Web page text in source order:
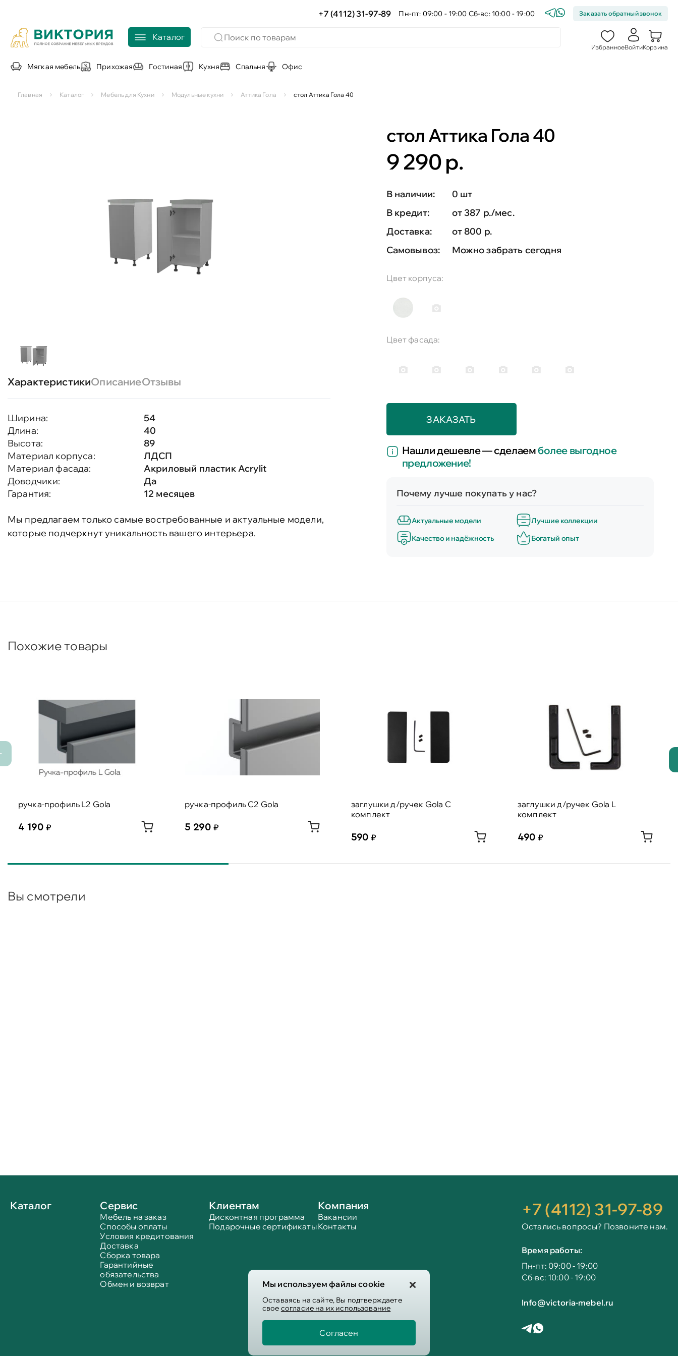
+7 (4112) 31-97-89 Пн-пт: 09:00 - 19:00 Сб-вс: 10:00 - 19:00 Заказать обратный звонок
Каталог
ИзбранноеВойтиКорзина
Мягкая мебель Прихожая Гостиная Кухня Спальня Офис
Мы используем файлы cookie
Оставаясь на сайте, Вы подтверждаете
свое согласие на их использование
Согласен
Главная Каталог Мебель для Кухни Модульные кухни Аттика Гола стол Аттика Гола 40
ХарактеристикиОписаниеОтзывы
Ширина:
54
Длина:
40
Высота:
89
Материал корпуса:
ЛДСП
Материал фасада:
Акриловый пластик Acrylit
Доводчики:
Да
Гарантия:
12 месяцев
Мы предлагаем только самые востребованные и актуальные модели,
которые подчеркнут уникальность вашего интерьера.
стол Аттика Гола 40
9 290 р.
В наличии:
0 шт
В кредит:
от 387 р./мес.
Доставка:
от 800 р.
Самовывоз:
Можно забрать сегодня
Цвет корпуса:
Цвет фасада:
ЗАКАЗАТЬ
Нашли дешевле — сделаемболее выгодное
предложение!
Почему лучше покупать у нас?
Актуальные модели
Лучшие коллекции
Качество и надёжность
Богатый опыт
Похожие товары
ручка-профиль L2 Gola
4 190
ручка-профиль C2 Gola
5 290
заглушки д/ручек Gola С
комплект
590
заглушки д/ручек Gola L
комплект
490
Вы смотрели
Каталог Сервис
Мебель на заказ
Способы оплаты
Условия кредитования
Доставка
Сборка товара
Гарантийные
обязательства
Обмен и возврат
Клиентам
Дисконтная программа
Подарочные сертификаты
Компания
Вакансии
Контакты
+7 (4112) 31-97-89
Остались вопросы? Позвоните нам.
Время работы:
Пн-пт: 09:00 - 19:00
Сб-вс: 10:00 - 19:00
Info@victoria-mebel.ru